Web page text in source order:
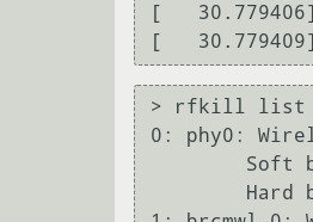
[
>
0: phy0: